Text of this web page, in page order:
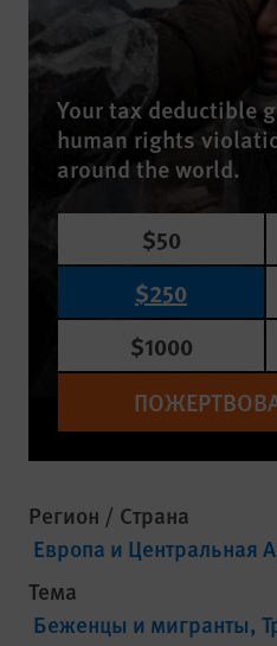
Your tax deductible
human rights
around the world.
$50
$250
$1000
Регион / Страна
Европа и Центральная
Тема
Беженцы и мигранты